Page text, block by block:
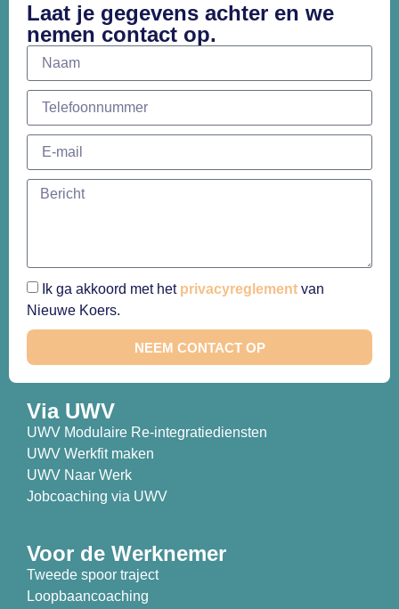
Laat je gegevens achter en we
nemen contact op.
Ik ga akkoord met het privacyreglement van
Nieuwe Koers.
NEEM CONTACT OP
Via UWV
UWV Modulaire Re-integratiediensten
UWV Werkfit maken
UWV Naar Werk
Jobcoaching via UWV
Voor de Werknemer
Tweede spoor traject
Loopbaancoaching